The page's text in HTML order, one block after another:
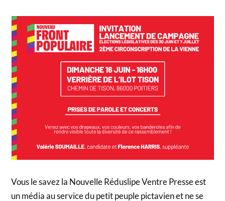
Vous le savez la Nouvelle Réduslipe Ventre Presse est
un média au service du petit peuple pictavien et ne se